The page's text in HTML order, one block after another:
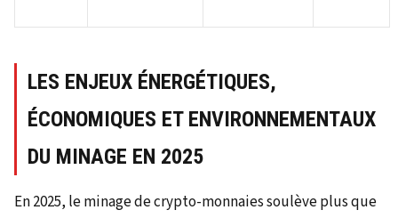
LES ENJEUX ÉNERGÉTIQUES,
ÉCONOMIQUES ET ENVIRONNEMENTAUX
DU MINAGE EN 2025
En 2025, le minage de crypto-monnaies soulève plus que